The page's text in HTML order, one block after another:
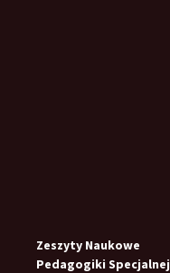
Zeszyty Naukowe
Pedagogiki Specjalnej